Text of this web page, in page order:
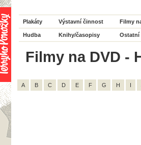
Plakáty Výstavní činnost Filmy
Hudba Knihy/časopisy Ostatní
Filmy na DVD -
A B C D E F G H I